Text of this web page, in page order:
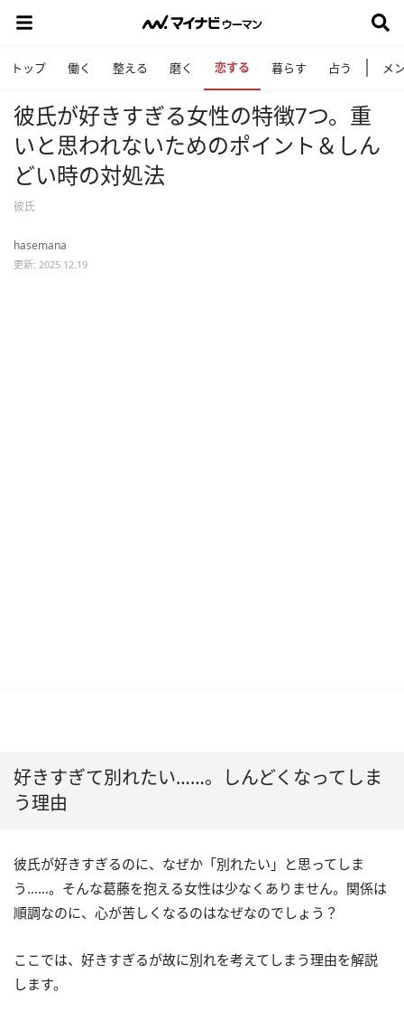
トップ 働く 整える 磨く 恋する 暮らす 占う メ
彼氏が好きすぎる女性の特徴7つ。重
いと思われないためのポイント＆しん
どい時の対処法
彼氏
hasemana
更新: 2025.12.19
好きすぎて別れたい……。しんどくなってしま
う理由
彼氏が好きすぎるのに、なぜか「別れたい」と思ってしま
う……。そんな葛藤を抱える女性は少なくありません。関係は
順調なのに、心が苦しくなるのはなぜなのでしょう？
ここでは、好きすぎるが故に別れを考えてしまう理由を解説
します。